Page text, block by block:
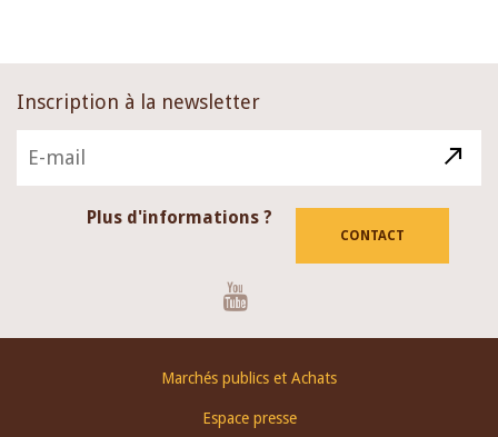
Inscription à la newsletter
Plus d'informations ?
CONTACT
Marchés publics et Achats
Espace presse